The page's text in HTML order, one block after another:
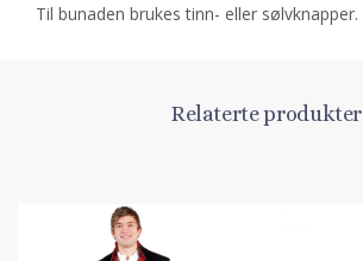
Til bunaden brukes tinn- eller sølvknapper.
Relaterte produkter